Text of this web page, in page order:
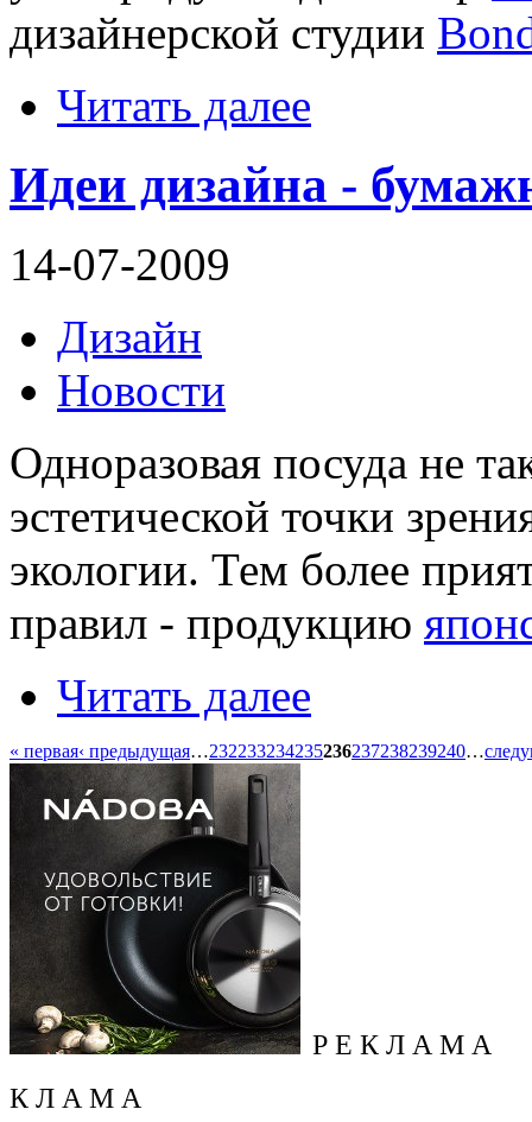
дизайнерской студии
Читать далее
Идеи дизайна -
14-07-2009
Дизайн
Новости
Одноразовая посуда не
эстетической точки
экологии. Тем более
правил - продукцию
Читать далее
« первая‹ предыдущая…232233234235236237238239240…
Р Е К Л А М А
К Л А М А